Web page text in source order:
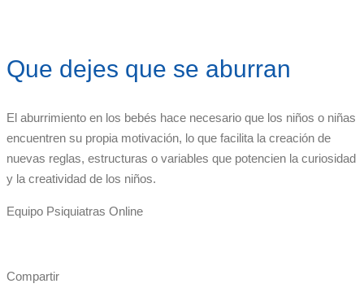
Que dejes que se aburran
El aburrimiento en los bebés hace necesario que los niños o niñas
encuentren su propia motivación, lo que facilita la creación de
nuevas reglas, estructuras o variables que potencien la curiosidad
y la creatividad de los niños.
Equipo Psiquiatras Online
Compartir